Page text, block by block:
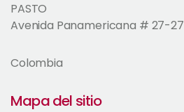
PASTO
Avenida Panamericana # 27-27
Colombia
Mapa del sitio